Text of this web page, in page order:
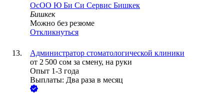
ОсОО Ю Би Си Сервис Бишкек
Бишкек
Можно без резюме
Откликнуться
Администратор стоматологической клиники
от 2 500 сом за смену, на руки
Опыт 1-3 года
Выплаты: Два раза в месяц